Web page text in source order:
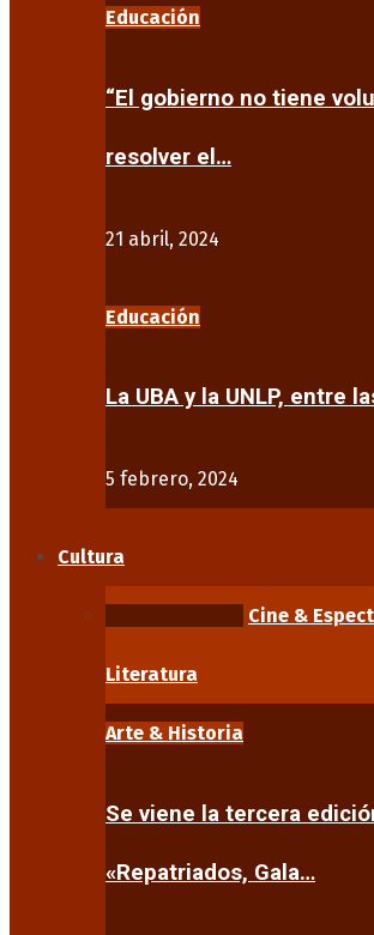
Educación
“El gobierno no tiene
resolver el…
21 abril, 2024
Educación
La UBA y la UNLP, entre
5 febrero, 2024
Cultura
Cine &
Literatura
Arte & Historia
Se viene la tercera
«Repatriados, Gala…